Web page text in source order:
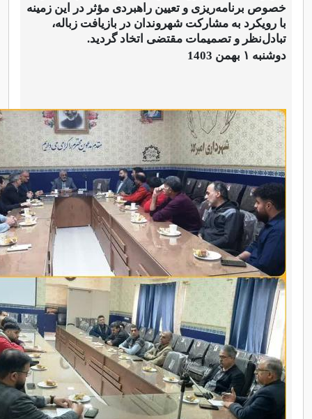
خصوص برنامه‌ریزی و تعیین راهبردی مؤثر در این زمینه
با رویکرد به مشارکت شهروندان در بازیافت زباله،
تبادل‌نظر و تصمیمات مقتضی اتخاد گردید.
دوشنبه ۱ بهمن 1403